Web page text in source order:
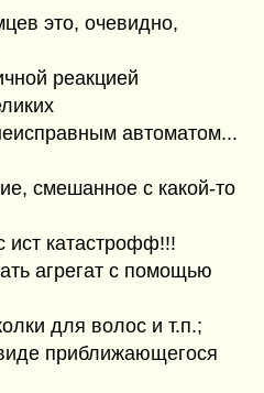
это, очевидно,
реакцией
автоматом...
смешанное с какой-то
ист катастрофф!!!
агрегат с помощью
для волос и т.п.;
приближающегося